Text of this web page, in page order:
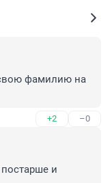
фамилию на
+2 –0
и